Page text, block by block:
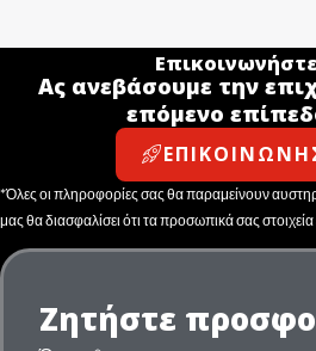
Ας ανεβάσουμε την
επόμενο
*Όλες οι πληροφορίες σας θα παραμείνουν
μας θα διασφαλίσει ότι τα προσωπικά σας
Ζητήστε